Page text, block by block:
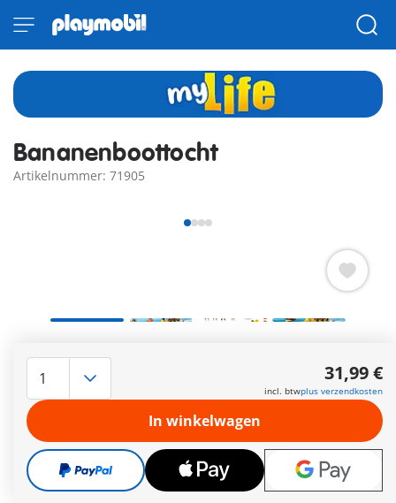
Bananenboottocht
Artikelnummer: 71905
voorttrekt, zorgt voor spanning. Een mix van frisse zeewind en
water dat tijdens de rit op de boot spat, slaat de enthousiaste
strandgangers in het gezicht. Uitgerust met reddingsvesten
genieten ze van de snelle tocht over de zee. Een dolfijn
vergezelt hen een tijdje en heeft minstens evenveel plezier.
Meer informatie
Gratis verzending vanaf €30
31,99 €
incl. btwplus verzendkosten
In winkelwagen